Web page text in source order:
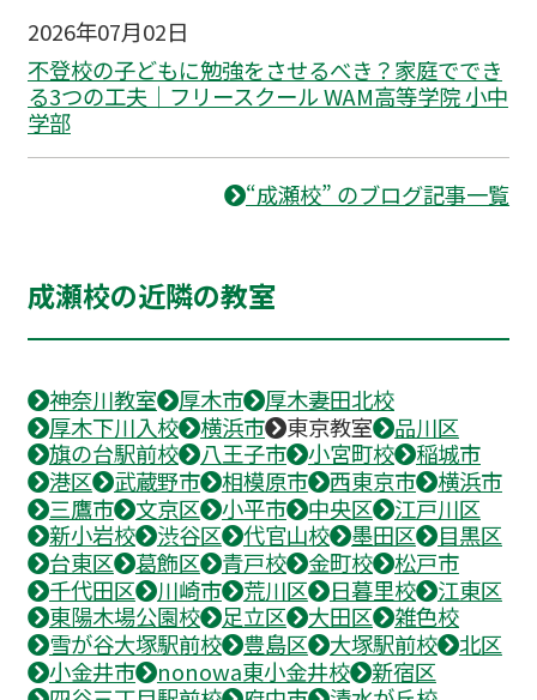
2026年07月02日
不登校の子どもに勉強をさせるべき？家庭ででき
る3つの工夫｜フリースクール WAM高等学院 小中
学部
“成瀬校” のブログ記事一覧
成瀬校の近隣の教室
神奈川教室 厚木市
厚木妻田北校
厚木下川入校
横浜市 東京教室
品川区
旗の台駅前校
八王子市 小宮町校
稲城市
港区
武蔵野市 相模原市 西東京市
横浜市
三鷹市
文京区 小平市 中央区
江戸川区
新小岩校
渋谷区 代官山校 墨田区
目黒区
台東区
葛飾区 青戸校 金町校
松戸市
千代田区
川崎市 荒川区 日暮里校
江東区
東陽木場公園校
足立区 大田区
雑色校
雪が谷大塚駅前校
豊島区 大塚駅前校
北区
小金井市
nonowa東小金井校
新宿区